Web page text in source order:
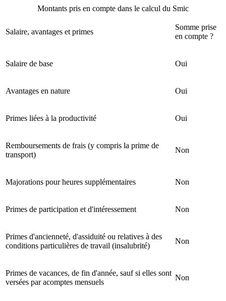
Montants pris en compte dans le calcul du Smic
Salaire, avantages et primes
Somme prise
en compte ?
Salaire de base Oui
Avantages en nature Oui
Primes liées à la productivité Oui
Remboursements de frais (y compris la prime de
transport)
Non
Majorations pour heures supplémentaires Non
Primes de participation et d'intéressement Non
Primes d'ancienneté, d'assiduité ou relatives à des
conditions particulières de travail (insalubrité)
Non
Primes de vacances, de fin d'année, sauf si elles sont
versées par acomptes mensuels
Non